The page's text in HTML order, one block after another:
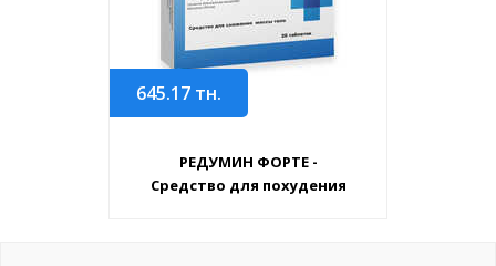
645.17 тн.
РЕДУМИН ФОРТЕ -
Средство для похудения